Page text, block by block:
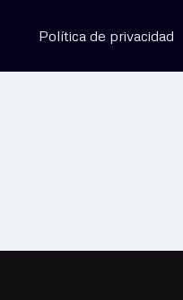
Política de privacidad